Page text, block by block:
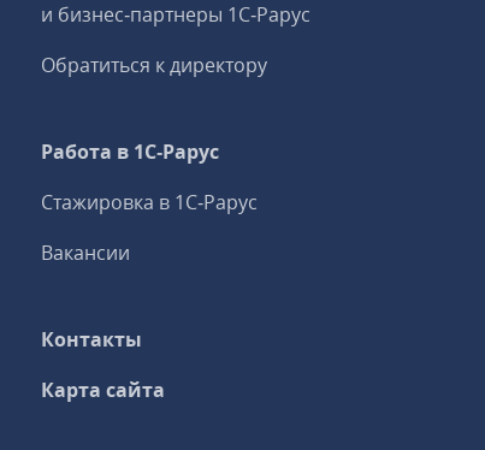
и бизнес‑партнеры 1С‑Рарус
Обратиться к директору
Работа в 1С‑Рарус
Стажировка в 1С‑Рарус
Вакансии
Контакты
Карта сайта